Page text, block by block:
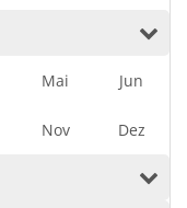
Mai Jun
Nov Dez